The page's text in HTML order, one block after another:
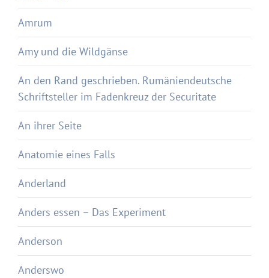
Amrum
Amy und die Wildgänse
An den Rand geschrieben. Rumäniendeutsche
Schriftsteller im Fadenkreuz der Securitate
An ihrer Seite
Anatomie eines Falls
Anderland
Anders essen – Das Experiment
Anderson
Anderswo